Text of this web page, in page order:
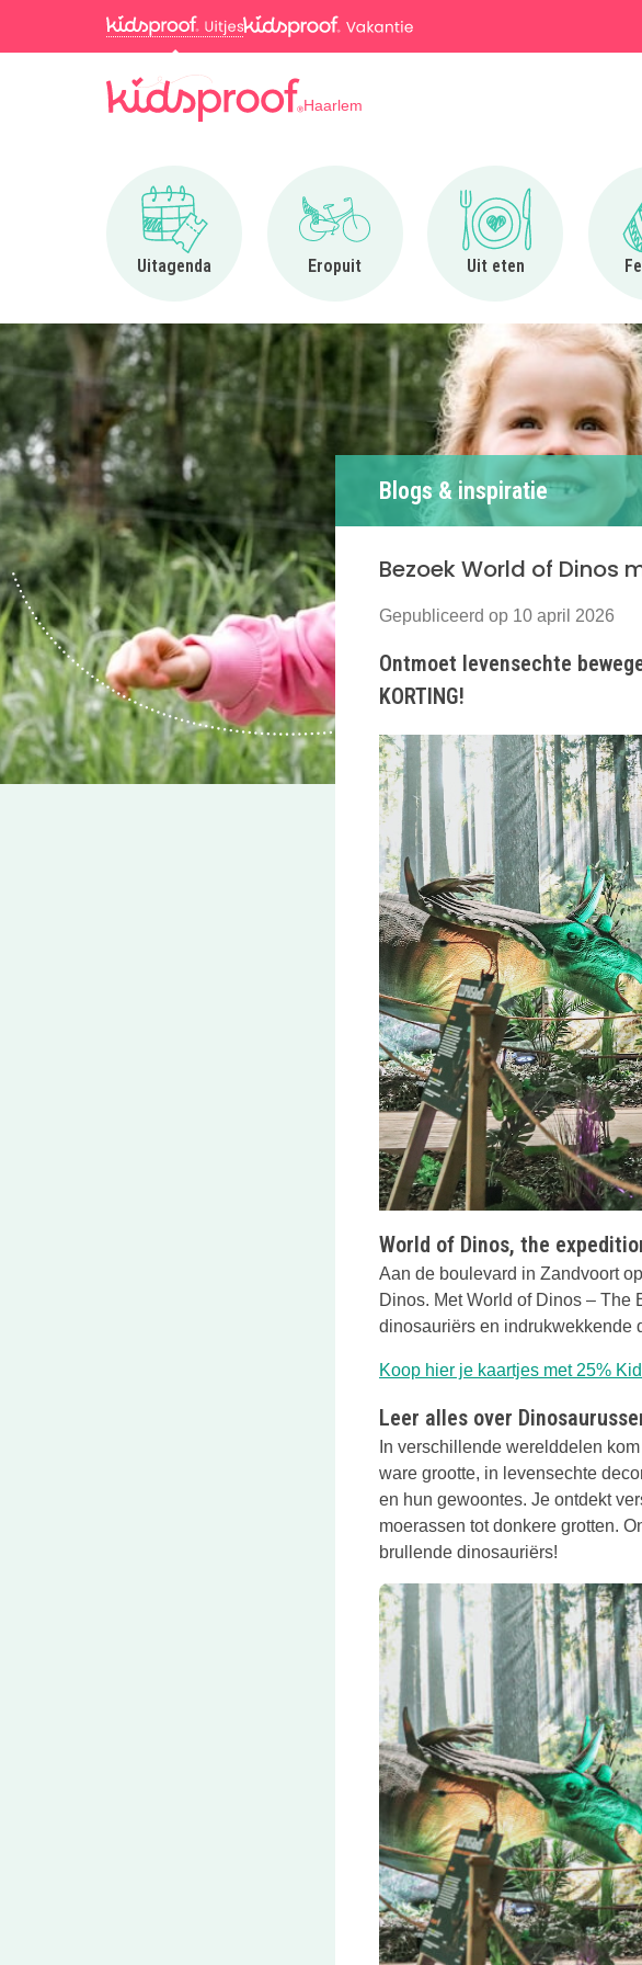
Haarlem
Uitagenda
Ga naar Uitagenda
Eropuit
Ga naar Eropuit
Uit eten
Ga naar Uit eten
Blogs & inspiratie
Bezoek World of Dinos
Gepubliceerd op 10 april 2026
Ontmoet levensechte
KORTING!
World of Dinos, the
Aan de boulevard in Zandvoort
Dinos. Met World of Dinos –
dinosauriërs en indrukwekkende
Koop hier je kaartjes met 25%
Leer alles over
In verschillende werelddelen
ware grootte, in levensechte
en hun gewoontes. Je ontdekt
moerassen tot donkere grotten.
brullende dinosauriërs!